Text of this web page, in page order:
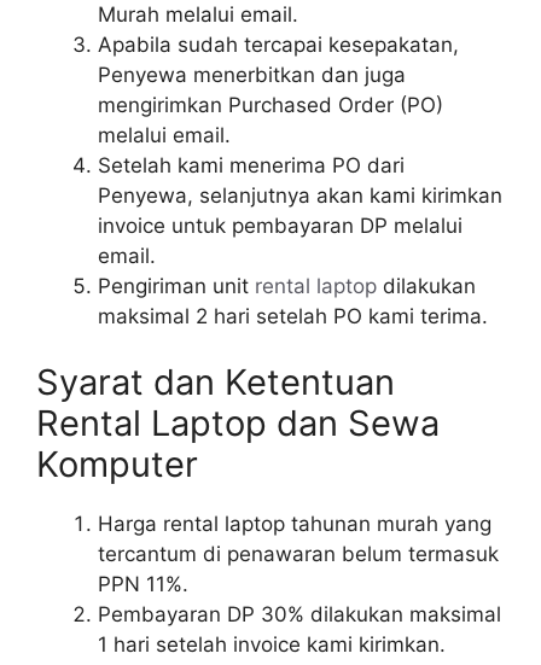
Murah melalui email.
Apabila sudah tercapai kesepakatan,
Penyewa menerbitkan dan juga
mengirimkan Purchased Order (PO)
melalui email.
Setelah kami menerima PO dari
Penyewa, selanjutnya akan kami kirimkan
invoice untuk pembayaran DP melalui
email.
Pengiriman unit rental laptop dilakukan
maksimal 2 hari setelah PO kami terima.
Syarat dan Ketentuan
Rental Laptop dan Sewa
Komputer
Harga rental laptop tahunan murah yang
tercantum di penawaran belum termasuk
PPN 11%.
Pembayaran DP 30% dilakukan maksimal
1 hari setelah invoice kami kirimkan.